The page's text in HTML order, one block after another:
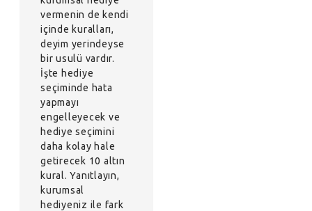
vermenin de kendi
içinde kuralları,
deyim yerindeyse
bir usulü vardır.
İşte hediye
seçiminde hata
yapmayı
engelleyecek ve
hediye seçimini
daha kolay hale
getirecek 10 altın
kural. Yanıtlayın,
kurumsal
hediyeniz ile fark